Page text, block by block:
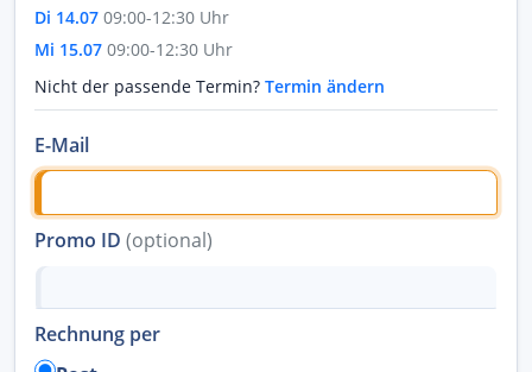
Di 14.07 09:00-12:30 Uhr
Mi 15.07 09:00-12:30 Uhr
Nicht der passende Termin? Termin ändern
E-Mail
Promo ID (optional)
Rechnung per